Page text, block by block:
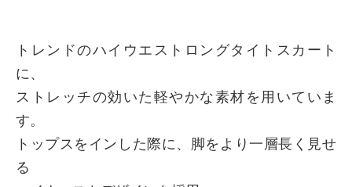
トレンドのハイウエストロングタイトスカート
に、
ストレッチの効いた軽やかな素材を用いていま
す。
トップスをインした際に、脚をより一層長く見せ
る